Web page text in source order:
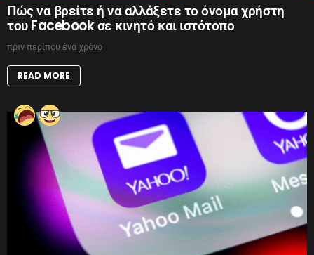
Πώς να βρείτε ή να αλλάξετε το όνομα χρήστη
του Facebook σε κινητό και ιστότοπο
πριν περίπου ένα χρόνο
READ MORE